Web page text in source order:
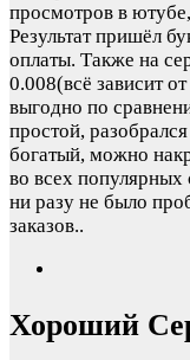
просмотров в
Результат пришёл
оплаты. Также на
0.008(всё зависит
выгодно по
простой,
богатый, можно
во всех популярных
ни разу не было
заказов..
Хороший